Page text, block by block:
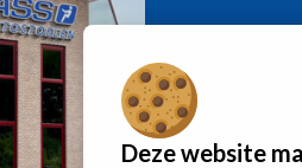
Deze website